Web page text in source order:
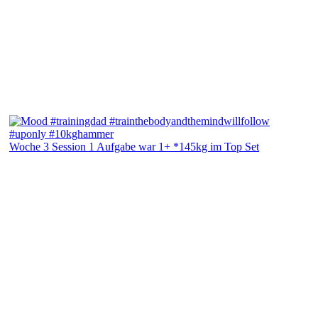
Woche 3 Session 1 Aufgabe war 1+ *145kg im Top Set